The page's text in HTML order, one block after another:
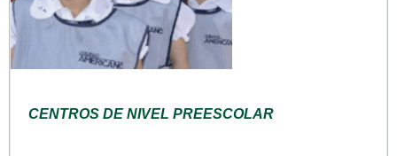
CENTROS DE NIVEL PREESCOLAR